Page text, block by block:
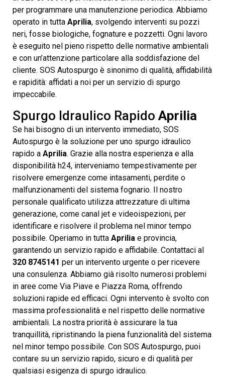
per programmare una manutenzione periodica. Abbiamo
operato in tutta Aprilia, svolgendo interventi su pozzi
neri, fosse biologiche, fognature e pozzetti. Ogni lavoro
è eseguito nel pieno rispetto delle normative ambientali
e con un’attenzione particolare alla soddisfazione del
cliente. SOS Autospurgo è sinonimo di qualità, affidabilità
e rapidità: affidati a noi per un servizio di spurgo
impeccabile.
Spurgo Idraulico Rapido Aprilia
Se hai bisogno di un intervento immediato, SOS
Autospurgo è la soluzione per uno spurgo idraulico
rapido a Aprilia. Grazie alla nostra esperienza e alla
disponibilità h24, interveniamo tempestivamente per
risolvere emergenze come intasamenti, perdite o
malfunzionamenti del sistema fognario. Il nostro
personale qualificato utilizza attrezzature di ultima
generazione, come canal jet e videoispezioni, per
identificare e risolvere il problema nel minor tempo
possibile. Operiamo in tutta Aprilia e provincia,
garantendo un servizio rapido e affidabile. Contattaci al
320 8745141 per un intervento urgente o per ricevere
una consulenza. Abbiamo già risolto numerosi problemi
in aree come Via Piave e Piazza Roma, offrendo
soluzioni rapide ed efficaci. Ogni intervento è svolto con
massima professionalità e nel rispetto delle normative
ambientali. La nostra priorità è assicurare la tua
tranquillità, ripristinando la piena funzionalità del sistema
nel minor tempo possibile. Con SOS Autospurgo, puoi
contare su un servizio rapido, sicuro e di qualità per
qualsiasi esigenza di spurgo idraulico.